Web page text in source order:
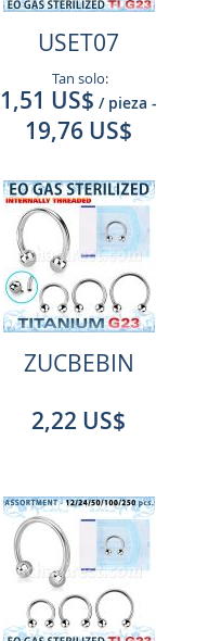
USET07
Tan solo:
1,51 US$ / pieza -
19,76 US$
ZUCBEBIN
2,22 US$